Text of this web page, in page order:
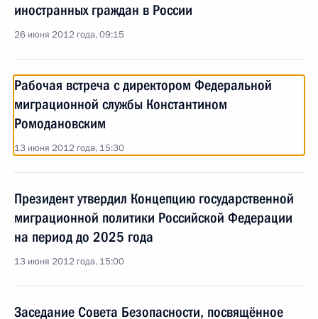
иностранных граждан в России
26 июня 2012 года, 09:15
Рабочая встреча с директором Федеральной
миграционной службы Константином
Ромодановским
13 июня 2012 года, 15:30
Президент утвердил Концепцию государственной
миграционной политики Российской Федерации
на период до 2025 года
13 июня 2012 года, 15:00
Заседание Совета Безопасности, посвящённое